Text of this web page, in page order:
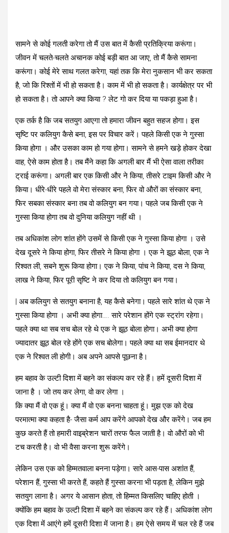
सामने से कोई गलती करेगा तो मैं उस बात में कैसी प्रतिक्रिया करूंगा।
जीवन में चलते-चलते अचानक कोई बड़ी बात आ जाए, तो मैं कैसे सामना
करूंगा। कोई मेरे साथ गलत करेगा, यहां तक कि मेरा नुकसान भी कर सकता
है, जो कि रिश्तों में भी हो सकता है। काम में भी हो सकता है। कार्यक्षेत्र पर भी
हो सकता है। तो आपने क्या किया ? लेट गो कर दिया या पकड़ा हुआ है।
एक तर्क है कि जब सतयुग आएगा तो हमारा जीवन बहुत सहज होगा। इस
सृष्टि पर कलियुग कैसे बना, इस पर विचार करें। पहले किसी एक ने गुस्सा
किया होगा । और उसका काम हो गया होगा। सामने से हमने खड़े होकर देखा
वाह, ऐसे काम होता है। तब मैंने कहा कि अगली बार मैं भी ऐसा वाला तरीका
ट्राई करूंगा। अगली बार एक किसी और ने किया, तीसरे टाइम किसी और ने
किया। धीरे-धीरे पहले वो मेरा संस्कार बना, फिर वो औरों का संस्कार बना,
फिर सबका संस्कार बना तब वो कलियुग बन गया। पहले जब किसी एक ने
गुस्सा किया होगा तब वो दुनिया कलियुग नहीं थी ।
तब अधिकांश लोग शांत होंगे उसमें से किसी एक ने गुस्सा किया होगा । उसे
देख दूसरे ने किया होगा, फिर तीसरे ने किया होगा । एक ने झूठ बोला, एक ने
रिश्वत ली, सबने शुरू किया होगा। एक ने किया, पांच ने किया, दस ने किया,
लाख ने किया, फिर पूरी सृष्टि ने कर दिया तो कलियुग बन गया।
| अब कलियुग से सतयुग बनाना है, यह कैसे बनेगा। पहले सारे शांत थे एक ने
गुस्सा किया होगा । अभी क्या होगा…. सारे परेशान होंगे एक स्ट्रांग रहेगा।
पहले क्या था सब सच बोल रहे थे एक ने झूठ बोला होगा। अभी क्या होगा
ज्यादातर झूठ बोल रहे होंगे एक सच बोलेगा। पहले क्या था सब ईमानदार थे
एक ने रिश्वत ली होगी। अब अपने आपसे पूछना है।
हम बहाव के उल्टी दिशा में बहने का संकल्प कर रहे हैं। हमें दूसरी दिशा में
जाना है । जो तय कर लेगा, वो कर लेगा ।
कि क्या मैं वो एक हूं। क्या मैं वो एक बनना चाहता हूं। मुझ एक को देख
परमात्मा क्या कहता है- जैसा कर्म आप करेंगे आपको देख और करेंगे। जब हम
कुछ करते हैं तो हमारी वाइब्रेशन चारों तरफ फैल जाती है। वो औरों को भी
टच करती है। वो भी वैसा करना शुरू करेंगे।
लेकिन उस एक को हिम्मतवाला बनना पड़ेगा। सारे आस-पास अशांत हैं,
परेशान हैं, गुस्सा भी करते हैं, कहते हैं गुस्सा करना भी पड़ता है, लेकिन मुझे
सतयुग लाना है। अगर ये आसान होता, तो हिम्मत किसलिए चाहिए होती ।
क्योंकि हम बहाव के उल्टी दिशा में बहने का संकल्प कर रहे हैं। अधिकांश लोग
एक दिशा में आएंगे हमें दूसरी दिशा में जाना है। हम ऐसे समय में चल रहे हैं जब